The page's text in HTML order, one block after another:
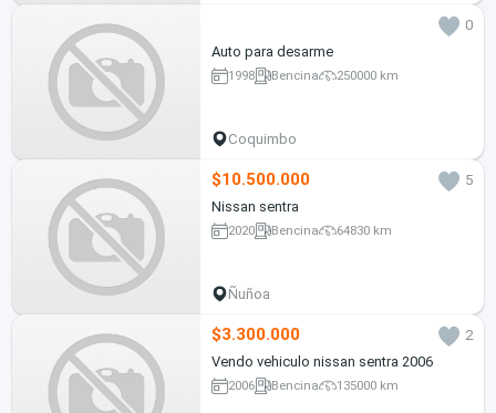
0
Auto para desarme
1998 Bencina 250000 km
Coquimbo
$10.500.000
5
Nissan sentra
2020 Bencina 64830 km
Ñuñoa
$3.300.000
2
Vendo vehiculo nissan sentra 2006
2006 Bencina 135000 km